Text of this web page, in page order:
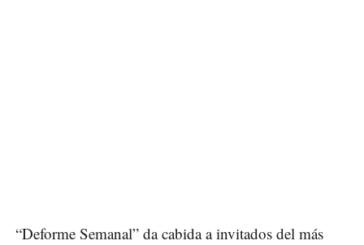
“Deforme Semanal” da cabida a invitados del más